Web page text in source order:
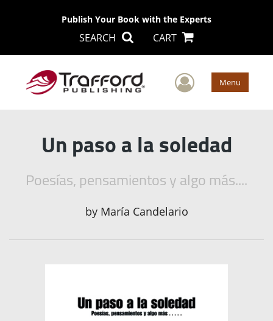
Publish Your Book with the Experts
SEARCH CART
User Menu
Un paso a la soledad
Poesías, pensamientos y algo más....
by María Candelario